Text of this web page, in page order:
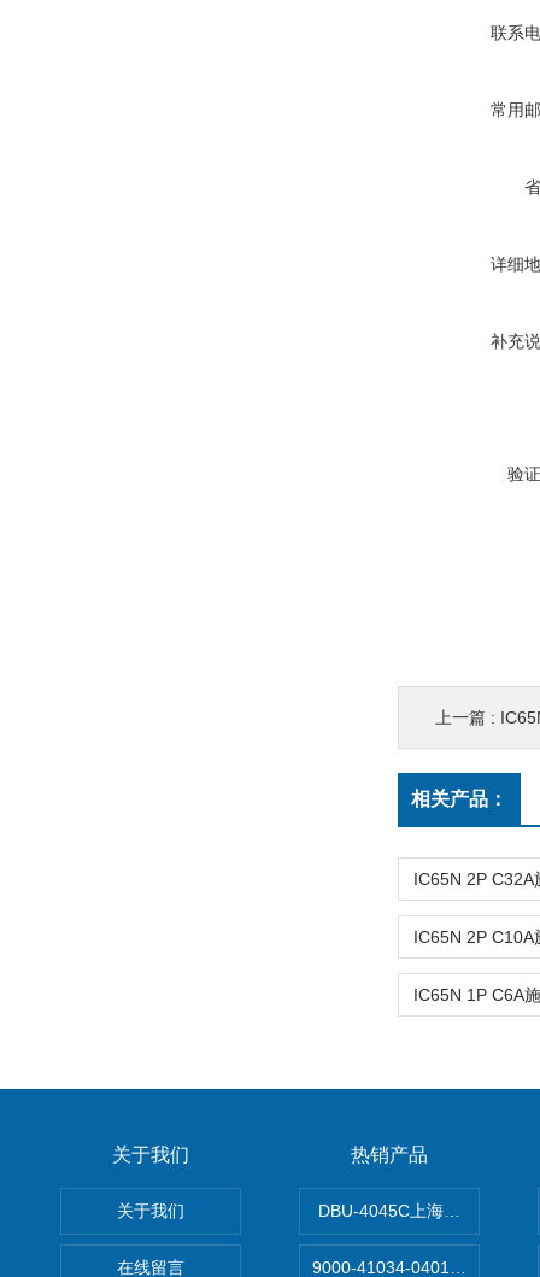
联系
常用
详细
补充
验
上一篇 :
相关产品：
关于我们
关于我们
在线留言
热销产品
DBU-4045C上海鹰峰制动单
9000-41034-0401000穆尔